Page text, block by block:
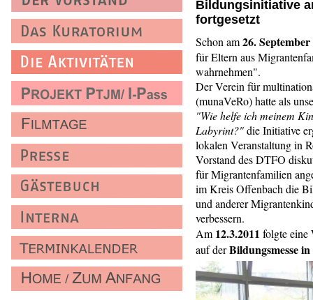
Bildungsinitiative
fortgesetzt
Schon am26.
für Eltern aus
wahrnehmen".
Der Verein für
(munaVeRo) hatte als
"Wie helfe ich meinem
Labyrint?"die Initiative
lokalen Veranstaltung in
Vorstand des DTFO
für Migrantenfamilien
im Kreis Offenbach die
und anderer
verbessern.
Am 12.3.2011 folgte eine
auf derBildungsmesse